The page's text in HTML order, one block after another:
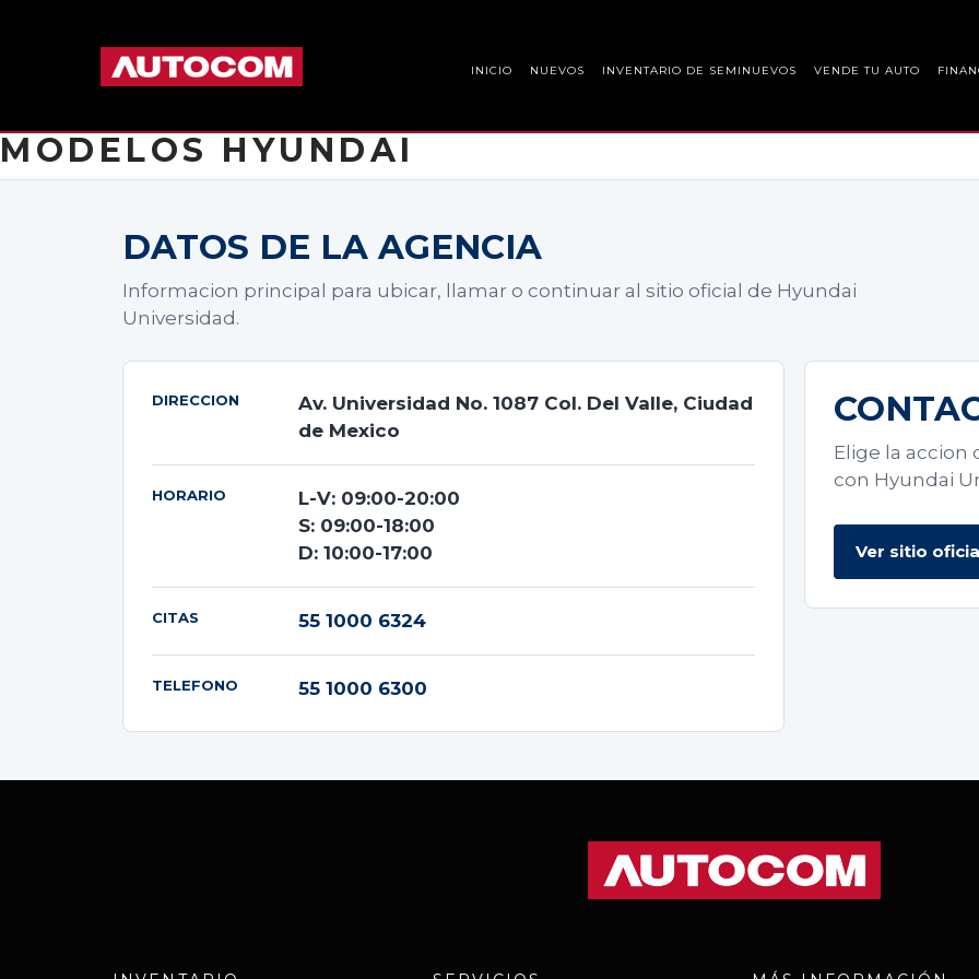
INICIO NUEVOS INVENTARIO DE SEMINUEVOS VENDE TU AUTO
MODELOS HYUNDAI
DATOS DE LA AGENCIA
Informacion principal para ubicar, llamar o continuar al sitio oficial de Hyundai
Universidad.
DIRECCION
Av. Universidad No. 1087 Col. Del Valle, Ciudad
de Mexico
HORARIO
L-V: 09:00-20:00
S: 09:00-18:00
D: 10:00-17:00
CITAS 55 1000 6324
TELEFONO 55 1000 6300
Elige la accion
con Hyundai
Ver sitio